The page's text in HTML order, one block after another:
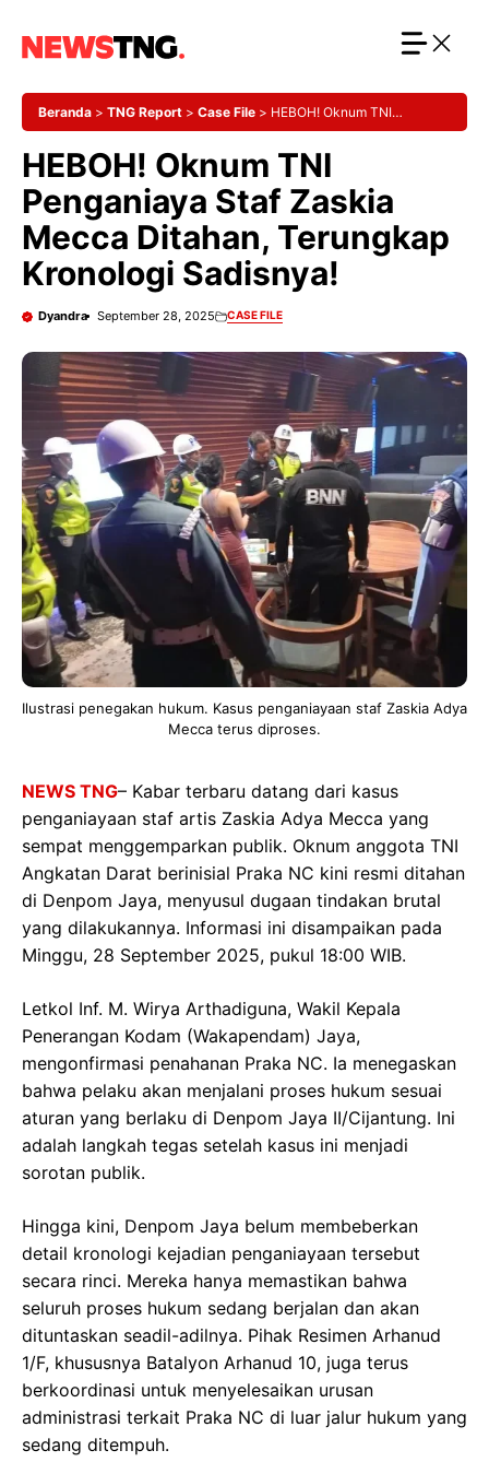
Beranda > TNG Report > Case File > HEBOH! Oknum TNI
Sadisnya!
HEBOH! Oknum TNI
Penganiaya Staf Zaskia
Mecca Ditahan, Terungkap
Kronologi Sadisnya!
Dyandra September 28, 2025 CASE FILE
Ilustrasi penegakan hukum. Kasus penganiayaan staf Zaskia Adya
Mecca terus diproses.
NEWS TNG– Kabar terbaru datang dari kasus
penganiayaan staf artis Zaskia Adya Mecca yang
sempat menggemparkan publik. Oknum anggota TNI
Angkatan Darat berinisial Praka NC kini resmi ditahan
di Denpom Jaya, menyusul dugaan tindakan brutal
yang dilakukannya. Informasi ini disampaikan pada
Minggu, 28 September 2025, pukul 18:00 WIB.
Letkol Inf. M. Wirya Arthadiguna, Wakil Kepala
Penerangan Kodam (Wakapendam) Jaya,
mengonfirmasi penahanan Praka NC. Ia menegaskan
bahwa pelaku akan menjalani proses hukum sesuai
aturan yang berlaku di Denpom Jaya II/Cijantung. Ini
adalah langkah tegas setelah kasus ini menjadi
sorotan publik.
Hingga kini, Denpom Jaya belum membeberkan
detail kronologi kejadian penganiayaan tersebut
secara rinci. Mereka hanya memastikan bahwa
seluruh proses hukum sedang berjalan dan akan
dituntaskan seadil-adilnya. Pihak Resimen Arhanud
1/F, khususnya Batalyon Arhanud 10, juga terus
berkoordinasi untuk menyelesaikan urusan
administrasi terkait Praka NC di luar jalur hukum yang
sedang ditempuh.